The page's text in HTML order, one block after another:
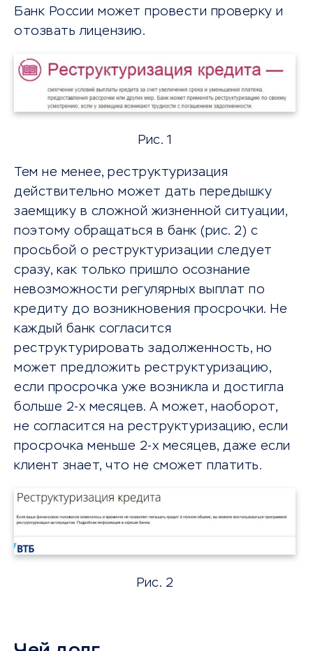
Банк России может провести проверку и
отозвать лицензию.
Рис. 1
Тем не менее, реструктуризация
действительно может дать передышку
заемщику в сложной жизненной ситуации,
поэтому обращаться в банк (рис. 2) с
просьбой о реструктуризации следует
сразу, как только пришло осознание
невозможности регулярных выплат по
кредиту до возникновения просрочки. Не
каждый банк согласится
реструктурировать задолженность, но
может предложить реструктуризацию,
если просрочка уже возникла и достигла
больше 2-х месяцев. А может, наоборот,
не согласится на реструктуризацию, если
просрочка меньше 2-х месяцев, даже если
клиент знает, что не сможет платить.
Рис. 2